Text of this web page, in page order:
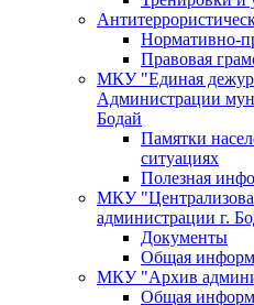
Нормативно-
Правовая
МКУ "Единая
Администрации
Бодай
Памятки
ситуациях
Полезная
МКУ
администрации г.
Документы
Общая
МКУ "Архив
Общая